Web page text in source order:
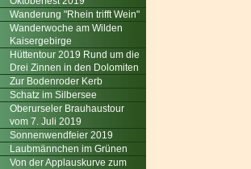
Wanderung "Rhein trifft Wein"
Wanderwoche am Wilden
Kaisergebirge
Hüttentour 2019 Rund um die
Drei Zinnen in den Dolomiten
Zur Bodenroder Kerb
Schatz im Silbersee
Oberurseler Brauhaustour
vom 7. Juli 2019
Sonnenwendfeier 2019
Laubmännchen im Grünen
Von der Applauskurve zum